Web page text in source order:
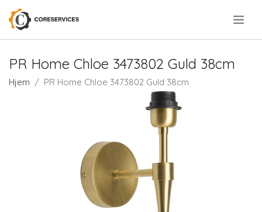
PR Home Chloe 3473802 Guld 38cm
Hjem PR Home Chloe 3473802 Guld 38cm